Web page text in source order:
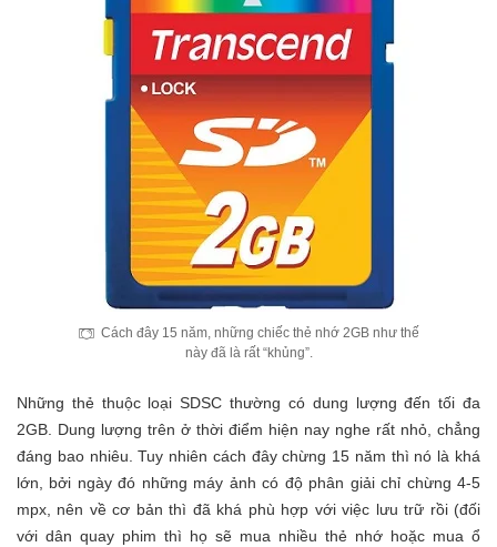
Cách đây 15 năm, những chiếc thẻ nhớ 2GB như thế
này đã là rất “khủng”.
Những thẻ thuộc loại SDSC thường có dung lượng đến tối đa
2GB. Dung lượng trên ở thời điểm hiện nay nghe rất nhỏ, chẳng
đáng bao nhiêu. Tuy nhiên cách đây chừng 15 năm thì nó là khá
lớn, bởi ngày đó những máy ảnh có độ phân giải chỉ chừng 4-5
mpx, nên về cơ bản thì đã khá phù hợp với việc lưu trữ rồi (đối
với dân quay phim thì họ sẽ mua nhiều thẻ nhớ hoặc mua ổ